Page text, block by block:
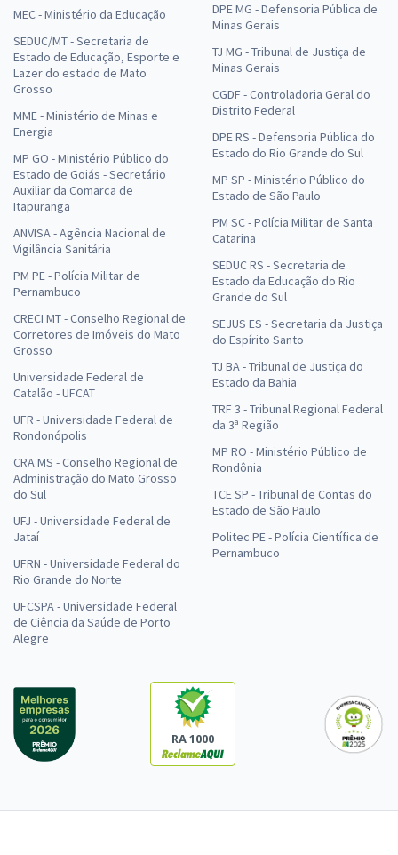
MEC - Ministério da Educação
SEDUC/MT - Secretaria de
Estado de Educação, Esporte e
Lazer do estado de Mato
Grosso
MME - Ministério de Minas e
Energia
MP GO - Ministério Público do
Estado de Goiás - Secretário
Auxiliar da Comarca de
Itapuranga
ANVISA - Agência Nacional de
Vigilância Sanitária
PM PE - Polícia Militar de
Pernambuco
CRECI MT - Conselho Regional de
Corretores de Imóveis do Mato
Grosso
Universidade Federal de
Catalão - UFCAT
UFR - Universidade Federal de
Rondonópolis
CRA MS - Conselho Regional de
Administração do Mato Grosso
do Sul
UFJ - Universidade Federal de
Jataí
UFRN - Universidade Federal do
Rio Grande do Norte
UFCSPA - Universidade Federal
de Ciência da Saúde de Porto
Alegre
DPE MG - Defensoria Pública de
Minas Gerais
TJ MG - Tribunal de Justiça de
Minas Gerais
CGDF - Controladoria Geral do
Distrito Federal
DPE RS - Defensoria Pública do
Estado do Rio Grande do Sul
MP SP - Ministério Público do
Estado de São Paulo
PM SC - Polícia Militar de Santa
Catarina
SEDUC RS - Secretaria de
Estado da Educação do Rio
Grande do Sul
SEJUS ES - Secretaria da Justiça
do Espírito Santo
TJ BA - Tribunal de Justiça do
Estado da Bahia
TRF 3 - Tribunal Regional Federal
da 3ª Região
MP RO - Ministério Público de
Rondônia
TCE SP - Tribunal de Contas do
Estado de São Paulo
Politec PE - Polícia Científica de
Pernambuco
RA 1000